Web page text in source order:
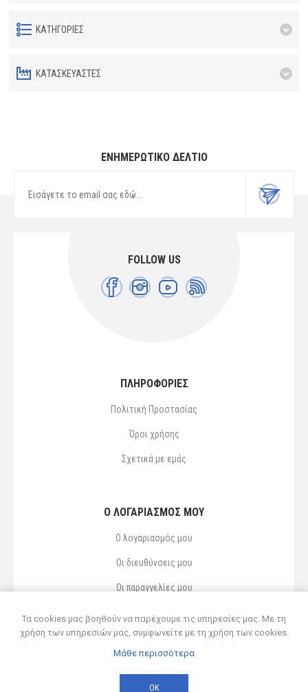
ΚΑΤΗΓΟΡΊΕΣ
ΚΑΤΑΣΚΕΥΑΣΤΈΣ
ΕΝΗΜΕΡΩΤΙΚΌ ΔΕΛΤΊΟ
FOLLOW US
ΠΛΗΡΟΦΟΡΙΕΣ
Πολιτική Προστασίας
Όροι χρήσης
Σχετικά με εμάς
Ο ΛΟΓΑΡΙΑΣΜΌΣ ΜΟΥ
Ο λογαριασμός μου
Οι διευθύνσεις μου
Οι παραγγελίες μου
© 2026 Δ ΚΥΡΣΑΝΙΔΗΣ ΚΑΙ ΥΙΟΣ ΟΕ
Τα cookies μας βοηθούν να παρέχουμε τις υπηρεσίες μας. Με τη
χρήση των υπηρεσιών μας, συμφωνείτε με τη χρήση των cookies.
Μάθε περισσότερα
ΟΚ